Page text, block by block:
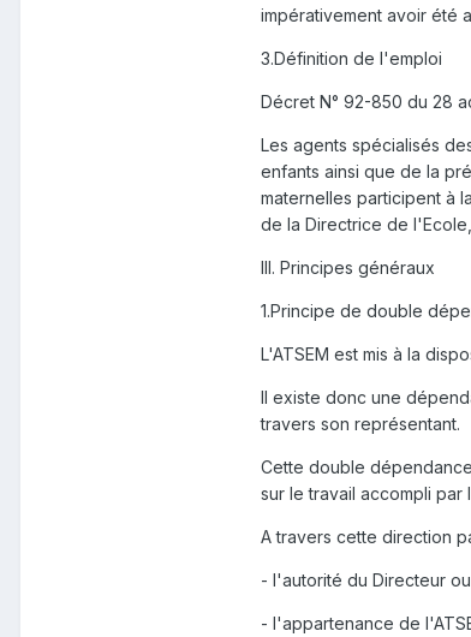
impérativement avoir été
3.Définition de l'emploi
Décret N° 92-850 du 28
Les agents spécialisés
enfants ainsi que de la
maternelles participent à
de la Directrice de
III. Principes généraux
1.Principe de double
L'ATSEM est mis à la
Il existe donc une
travers son représentant.
Cette double
sur le travail accompli par
A travers cette direction
- l'autorité du Directeur
- l'appartenance de